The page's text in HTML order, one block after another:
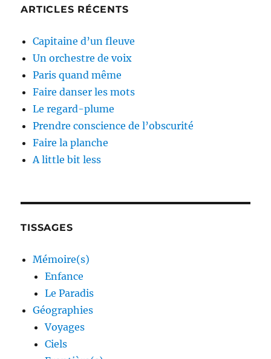
ARTICLES RÉCENTS
Capitaine d’un fleuve
Un orchestre de voix
Paris quand même
Faire danser les mots
Le regard-plume
Prendre conscience de l’obscurité
Faire la planche
A little bit less
TISSAGES
Mémoire(s)
Enfance
Le Paradis
Géographies
Voyages
Ciels